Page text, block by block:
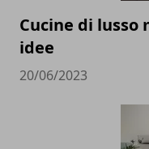
Cucine di
idee
20/06/2023